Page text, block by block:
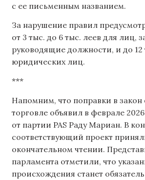
с ее письменным названием.
За нарушение правил
от 3 тыс. до 6 тыс. леев для лиц,
руководящие должности, и до 12
юридических лиц.
***
Напомним, что поправки в закон
торговле объявил ​​в феврале
от партии PAS Раду Мариан. В
соответствующий проект
окончательном чтении.
парламента отметили, что
происхождения станет